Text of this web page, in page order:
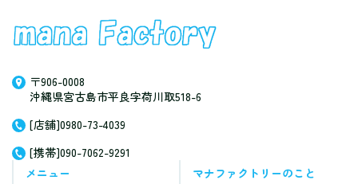
〒906-0008
沖縄県宮古島市平良字荷川取518-6
[店舗]0980-73-4039
[携帯]090-7062-9291
メニュー
マナファクトリーのこと